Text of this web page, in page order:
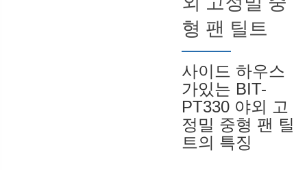
형 팬 틸트
사이드 하우스
가있는 BIT-
PT330 야외 고
정밀 중형 팬 틸
트의 특징